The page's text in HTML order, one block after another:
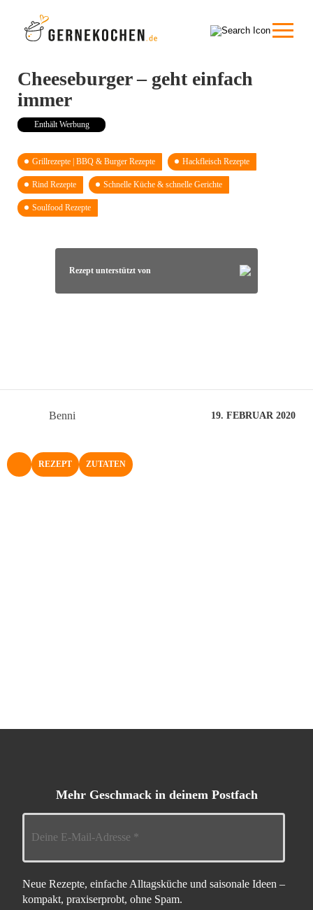
Cheeseburger – geht einfach
immer
Enthält Werbung
Grillrezepte | BBQ & Burger Rezepte Hackfleisch Rezepte
Rind Rezepte Schnelle Küche & schnelle Gerichte
Soulfood Rezepte
Rezept unterstützt von
Benni 19. FEBRUAR 2020
NACH OBEN
REZEPT ZUTATEN
Mehr Geschmack in deinem Postfach
Neue Rezepte, einfache Alltagsküche und saisonale Ideen –
kompakt, praxiserprobt, ohne Spam.